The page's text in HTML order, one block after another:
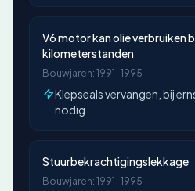
V6 motor kan olie verbruiken
kilometerstanden
Bouwjaren: 1991-1995
Klepseals vervangen, bij
nodig
Stuurbekrachtigingslekkage
Bouwjaren: 1991-1995